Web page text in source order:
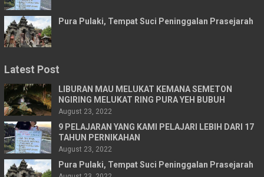
Pura Pulaki, Tempat Suci Peninggalan Prasejarah
Latest Post
LIBURAN MAU MELUKAT KEMANA SEMETON
NGIRING MELUKAT RING PURA YEH BUBUH
August 23, 2022
9 PELAJARAN YANG KAMI PELAJARI LEBIH DARI 17
TAHUN PERNIKAHAN
August 23, 2022
Pura Pulaki, Tempat Suci Peninggalan Prasejarah